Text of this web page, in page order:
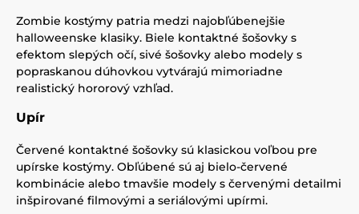
Zombie kostýmy patria medzi najobľúbenejšie
halloweenske klasiky. Biele kontaktné šošovky s
efektom slepých očí, sivé šošovky alebo modely s
popraskanou dúhovkou vytvárajú mimoriadne
realistický hororový vzhľad.
Upír
Červené kontaktné šošovky sú klasickou voľbou pre
upírske kostýmy. Obľúbené sú aj bielo-červené
kombinácie alebo tmavšie modely s červenými detailmi
inšpirované filmovými a seriálovými upírmi.